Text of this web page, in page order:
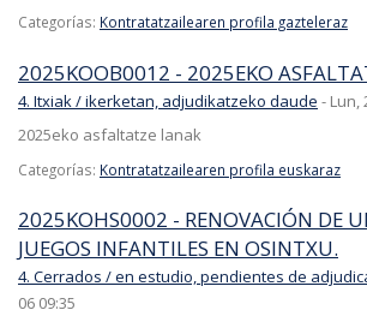
Categorías: Kontratatzailearen profila gazteleraz
2025KOOB0012 - 2025EKO
4. Itxiak / ikerketan, adjudikatzeko daude - Lun,
2025eko asfaltatze lanak
Categorías: Kontratatzailearen profila euskaraz
2025KOHS0002 - RENOVACIÓN DE
JUEGOS INFANTILES EN OSINTXU.
4. Cerrados / en estudio, pendientes de
06 09:35